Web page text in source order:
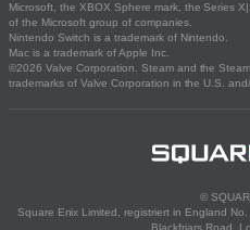
Microsoft, the XBOX Sphere mark, the Series
of the Microsoft group of companies.
Nintendo Switch is a trademark of Nintendo.
Mac is a trademark of Apple Inc.
©2026 Valve Corporation. Steam and the
trademarks of Valve Corporation in the U.S.
©
Square Enix Limited, registriert in England
Blackfriars Road,